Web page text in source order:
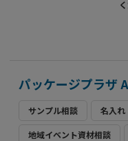
パッケージプラザ
サンプル相談 名入れ
地域イベント資材相談